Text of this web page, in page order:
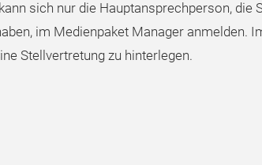
sich nur die Hauptansprechperson, die
im Medienpaket Manager anmelden.
Stellvertretung zu hinterlegen.